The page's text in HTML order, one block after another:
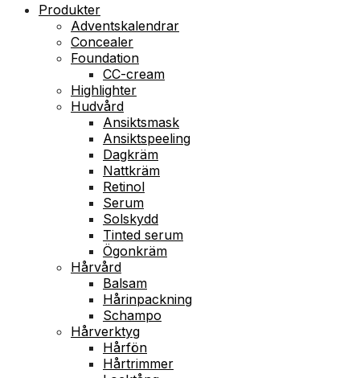
Produkter
Adventskalendrar
Concealer
Foundation
CC-cream
Highlighter
Hudvård
Ansiktsmask
Ansiktspeeling
Dagkräm
Nattkräm
Retinol
Serum
Solskydd
Tinted serum
Ögonkräm
Hårvård
Balsam
Hårinpackning
Schampo
Hårverktyg
Hårfön
Hårtrimmer